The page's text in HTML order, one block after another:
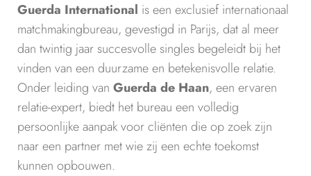
Guerda International is een exclusief internationaal
matchmakingbureau, gevestigd in Parijs, dat al meer
dan twintig jaar succesvolle singles begeleidt bij het
vinden van een duurzame en betekenisvolle relatie.
Onder leiding van Guerda de Haan, een ervaren
relatie-expert, biedt het bureau een volledig
persoonlijke aanpak voor cliënten die op zoek zijn
naar een partner met wie zij een echte toekomst
kunnen opbouwen.